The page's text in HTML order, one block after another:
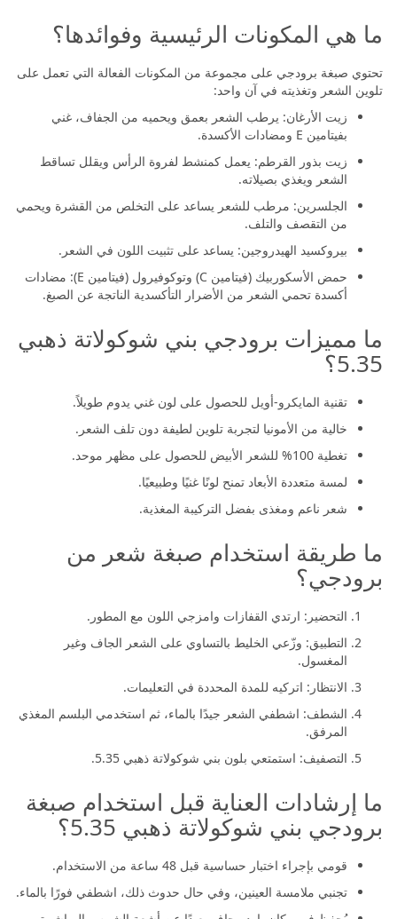
ما هي المكونات الرئيسية وفوائدها؟
تحتوي صبغة برودجي على مجموعة من المكونات الفعالة التي تعمل على
تلوين الشعر وتغذيته في آن واحد:
زيت الأرغان: يرطب الشعر بعمق ويحميه من الجفاف، غني
بفيتامين E ومضادات الأكسدة.
زيت بذور القرطم: يعمل كمنشط لفروة الرأس ويقلل تساقط
الشعر ويغذي بصيلاته.
الجلسرين: مرطب للشعر يساعد على التخلص من القشرة ويحمي
من التقصف والتلف.
بيروكسيد الهيدروجين: يساعد على تثبيت اللون في الشعر.
حمض الأسكوربيك (فيتامين C) وتوكوفيرول (فيتامين E): مضادات
أكسدة تحمي الشعر من الأضرار التأكسدية الناتجة عن الصبغ.
ما مميزات برودجي بني شوكولاتة ذهبي
5.35؟
تقنية المايكرو-أويل للحصول على لون غني يدوم طويلاً.
خالية من الأمونيا لتجربة تلوين لطيفة دون تلف الشعر.
تغطية 100% للشعر الأبيض للحصول على مظهر موحد.
لمسة متعددة الأبعاد تمنح لونًا غنيًا وطبيعيًا.
شعر ناعم ومغذى بفضل التركيبة المغذية.
ما طريقة استخدام صبغة شعر من
برودجي؟
التحضير: ارتدي القفازات وامزجي اللون مع المطور.
التطبيق: وزّعي الخليط بالتساوي على الشعر الجاف وغير
المغسول.
الانتظار: اتركيه للمدة المحددة في التعليمات.
الشطف: اشطفي الشعر جيدًا بالماء، ثم استخدمي البلسم المغذي
المرفق.
التصفيف: استمتعي بلون بني شوكولاتة ذهبي 5.35.
ما إرشادات العناية قبل استخدام صبغة
برودجي بني شوكولاتة ذهبي 5.35؟
قومي بإجراء اختبار حساسية قبل 48 ساعة من الاستخدام.
تجنبي ملامسة العينين، وفي حال حدوث ذلك، اشطفي فورًا بالماء.